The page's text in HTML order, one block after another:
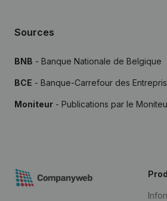
Sources
BNB - Banque Nationale de Belgique
BCE - Banque-Carrefour des
Moniteur - Publications par le